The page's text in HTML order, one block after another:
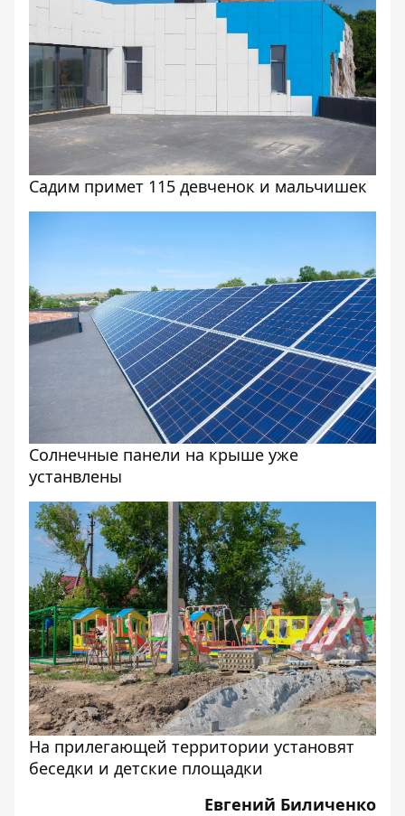
Садим примет 115 девченок и мальчишек
Солнечные панели на крыше уже
устанвлены
На прилегающей территории установят
беседки и детские площадки
Евгений Биличенко